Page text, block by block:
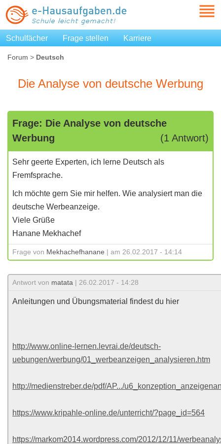
Schulfächer Frage stellen Karriere
Forum > Deutsch
Die Analyse von deutsche Werbung
Frage: Die Analyse von deutsche
Werbung
(1 Antwort)
Sehr geerte Experten, ich lerne Deutsch als
Fremfsprache.
Ich möchte gern Sie mir helfen. Wie analysiert man die
deutsche Werbeanzeige.
Viele Grüße
Hanane Mekhachef
Frage von Mekhachefhanane | am 26.02.2017 - 14:14
Antwort von matata | 26.02.2017 - 14:28
Anleitungen und Übungsmaterial findest du hier
http://www.online-lernen.levrai.de/deutsch-
uebungen/werbung/01_werbeanzeigen_analysieren.htm
http://medienstreber.de/pdf/AP.../
https://www.kripahle-online.de/unterricht/?page_id=564
https://markom2014.wordpress.com/2012/12/11/